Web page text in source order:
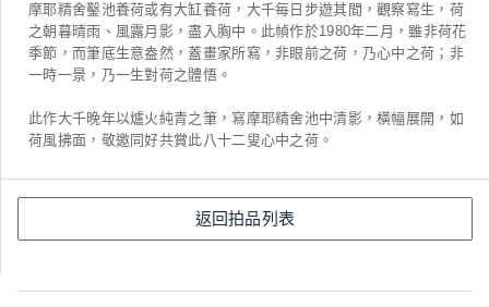
摩耶精舍鑿池養荷或有大缸養荷，大千每日步遊其間，觀察寫生，荷
之朝暮晴雨、風露月影，盡入胸中。此幀作於1980年二月，雖非荷花
季節，而筆底生意盎然，蓋畫家所寫，非眼前之荷，乃心中之荷；非
一時一景，乃一生對荷之體悟。
此作大千晚年以爐火純青之筆，寫摩耶精舍池中清影，橫幅展開，如
荷風拂面，敬邀同好共賞此八十二叟心中之荷。
返回拍品列表